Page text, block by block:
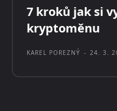
7 kroků jak si
kryptoměnu
KAREL POREZNÝ - 24. 3.